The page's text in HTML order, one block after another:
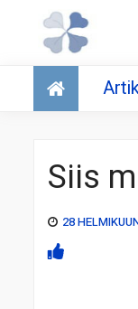
Talous
Siis
28